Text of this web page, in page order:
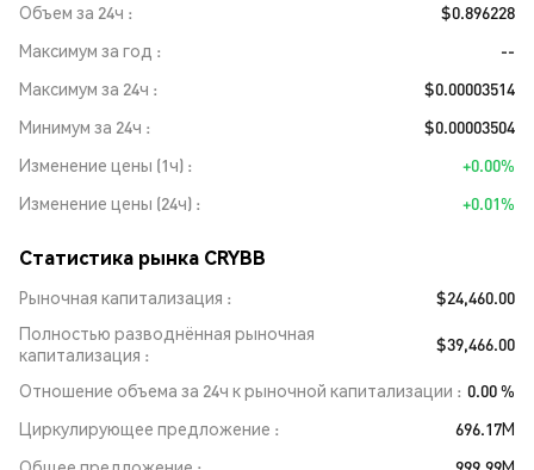
Объем за 24ч
$0.896228
Максимум за год
--
Максимум за 24ч
$0.00003514
Минимум за 24ч
$0.00003504
Изменение цены (1ч)
+0.00%
Изменение цены (24ч)
+0.01%
Статистика рынка CRYBB
Рыночная капитализация
$24,460.00
Полностью разводнённая рыночная
капитализация
$39,466.00
Отношение объема за 24ч к рыночной капитализации
0.00 %
Циркулирующее предложение
696.17M